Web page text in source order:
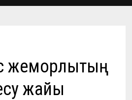
жайы